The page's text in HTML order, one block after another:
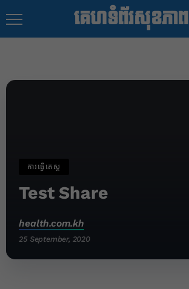
គេហទំព័រសុខភាព
ការធ្វើតេស្ត
Test Share
health.com.kh
25 September, 2020